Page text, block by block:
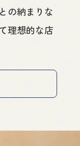
の納まりな
理想的な店